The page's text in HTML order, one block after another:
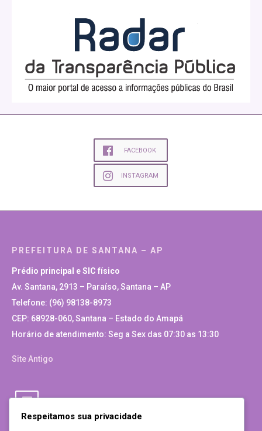
FACEBOOK
INSTAGRAM
PREFEITURA DE SANTANA – AP
Prédio principal e SIC físico
Av. Santana, 2913 – Paraíso, Santana – AP
Telefone: (96) 98138-8973
CEP: 68928-060, Santana – Estado do Amapá
Horário de atendimento: Seg a Sex das 07:30 as 13:30
Site Antigo
Respeitamos sua privacidade